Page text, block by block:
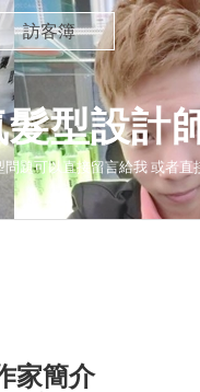
型設計
題可以直接留言給我 或者直
訪客簿
家簡介